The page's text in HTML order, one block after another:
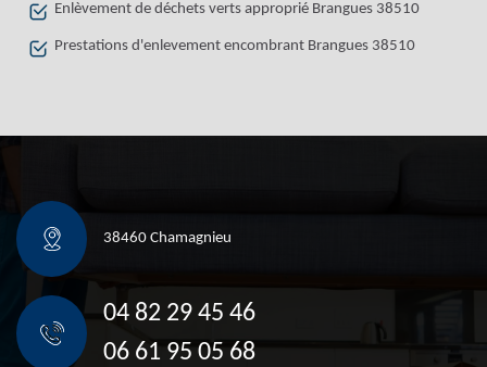
Enlèvement de déchets verts approprié Brangues 38510
Prestations d'enlevement encombrant Brangues 38510
38460 Chamagnieu
04 82 29 45 46
06 61 95 05 68